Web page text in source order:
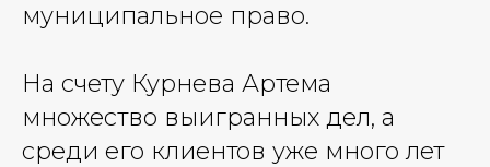
муниципальное право.
На счету Курнева Артема
множество выигранных дел, а
среди его клиентов уже много лет